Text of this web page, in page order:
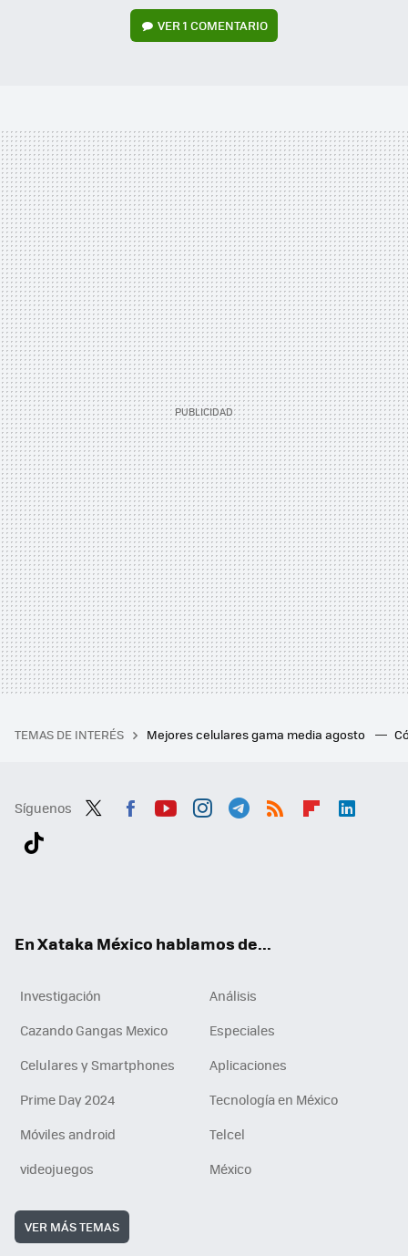
VER1 COMENTARIO
TEMAS DE INTERÉS Mejores celulares gama media agosto
Síguenos
En Xataka México hablamos de...
Investigación
Análisis
Cazando Gangas Mexico
Especiales
Celulares y Smartphones
Aplicaciones
Prime Day 2024
Tecnología en México
Móviles android
Telcel
videojuegos
México
VER MÁS TEMAS